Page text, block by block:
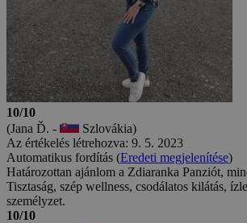
10/10
(Jana Ď. -
Szlovákia)
Az értékelés létrehozva: 9. 5. 2023
Automatikus fordítás (Eredeti megjelenítése)
Határozottan ajánlom a Zdiaranka Panziót,
Tisztaság, szép wellness, csodálatos kilátás,
személyzet.
10/10